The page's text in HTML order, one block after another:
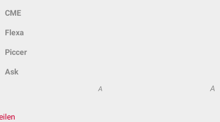
CME
Flexa
Piccer
Ask
A A